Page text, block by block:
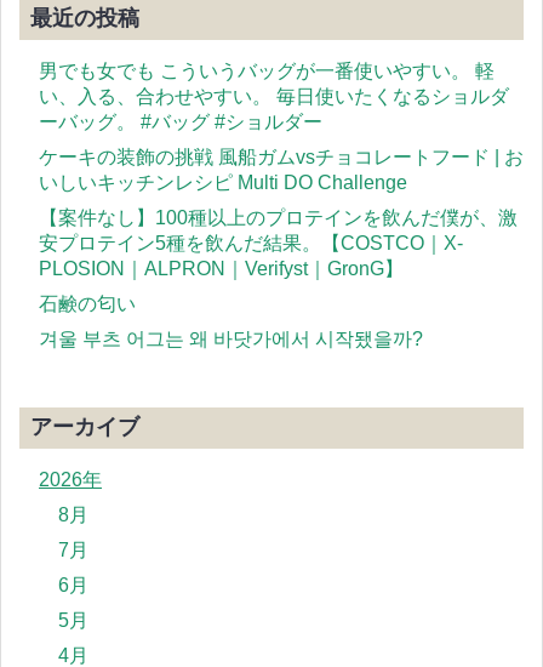
最近の投稿
男でも女でも こういうバッグが一番使いやすい。 軽
い、入る、合わせやすい。 毎日使いたくなるショルダ
ーバッグ。 #バッグ #ショルダー
ケーキの装飾の挑戦 風船ガムvsチョコレートフード | お
いしいキッチンレシピ Multi DO Challenge
【案件なし】100種以上のプロテインを飲んだ僕が、激
安プロテイン5種を飲んだ結果。【COSTCO｜X-
PLOSION｜ALPRON｜Verifyst｜GronG】
石鹸の匂い
겨울 부츠 어그는 왜 바닷가에서 시작됐을까?
アーカイブ
2026年
8月
7月
6月
5月
4月